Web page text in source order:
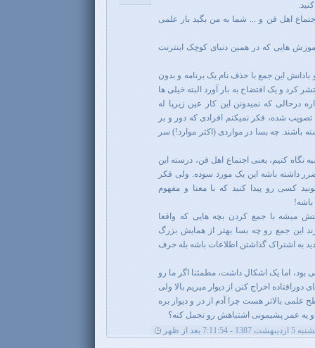
اهل فن و ... شما به من بگید بار علمی
هایی که در همین دنیای کوچک اینترنت
بادانش این جمع با حذف نام یک برنامه و بدون
کرد و یک افتضاح به بار آورد البته خیلی ها
که نمیدونن این کار عین زیرپا له
شده، فکر نمیکنم افرادی که دور و بر
باشند. چه بسا در مواردی (اکثر موارد!) سر
نگاه کنیم، یعنی اجتماع اهل فن، درسته این
داشته باشه این یک مورد سوده. ولی فکر
کسی رو پیدا کنید که با معنا و مفهوم
باشه!
میشه با جمع کردن بچه هایی که واقعا
این جمع رو چه بسا بهتر از همایش بزرگ
به اشتراک گذاشتن اطلاعات باشه بله حرف
بود، اما یک اشکال داشت، مطمئنا اگر ما رو
اخراج کنن از دیوار میریم بالا ولی
بالاتر هست چرا آدم از در و دیوار بره
یه عمر پشیمونی اشتباهش رو تحمل کنه؟
1387 - 7:11:54 بعد از ظهر